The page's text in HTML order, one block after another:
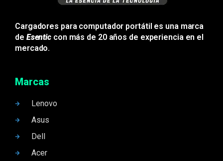
Cargadores para computador portátil es una marca
de Esentic con más de 20 años de experiencia en el
mercado.
Marcas
Lenovo
Asus
Dell
Acer